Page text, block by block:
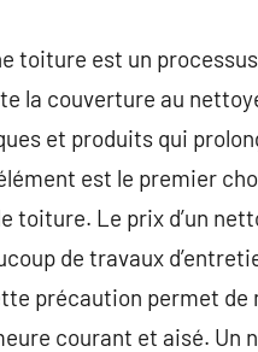
toiture est un
la couverture au
et produits qui
est le premier
toiture. Le prix d’un
de travaux
précaution permet
courant et aisé. Un